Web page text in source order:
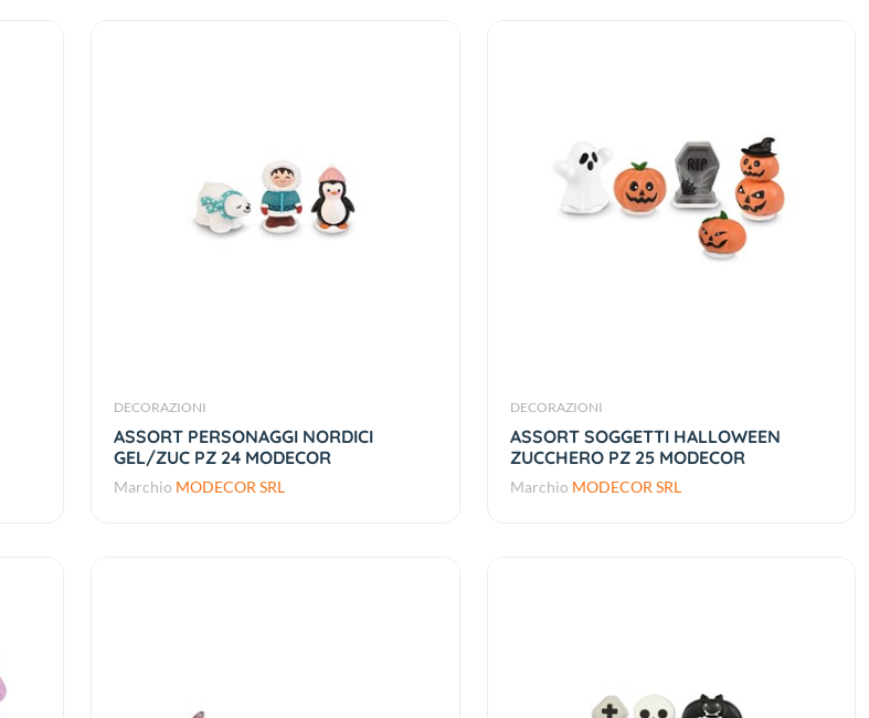
DECORAZIONI
ASSORT PERSONAGGI NORDICI
GEL/ZUC PZ 24 MODECOR
Marchio MODECOR SRL
DECORAZIONI
ASSORT SOGGETTI HALLOWEEN
ZUCCHERO PZ 25 MODECOR
Marchio MODECOR SRL